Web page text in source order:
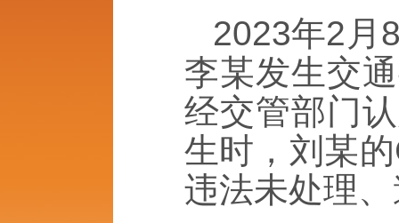
2023年2月
李某发生交
经交管部门
生时，刘某
违法未处理